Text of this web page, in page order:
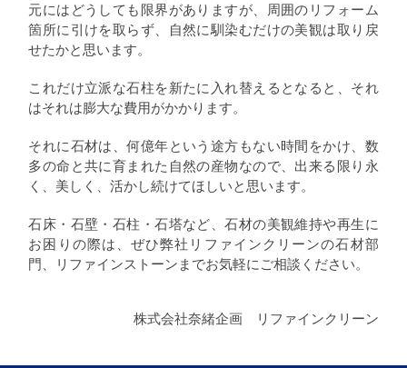
元にはどうしても限界がありますが、周囲のリフォーム
箇所に引けを取らず、自然に馴染むだけの美観は取り戻
せたかと思います。
これだけ立派な石柱を新たに入れ替えるとなると、それ
はそれは膨大な費用がかかります。
それに石材は、何億年という途方もない時間をかけ、数
多の命と共に育まれた自然の産物なので、出来る限り永
く、美しく、活かし続けてほしいと思います。
石床・石壁・石柱・石塔など、石材の美観維持や再生に
お困りの際は、ぜひ弊社リファインクリーンの石材部
門、リファインストーンまでお気軽にご相談ください。
株式会社奈緒企画 リファインクリーン